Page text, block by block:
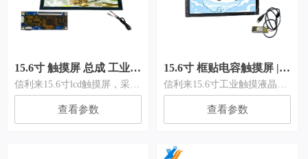
15.6寸 触摸屏 总成 工业触
摸液晶显示屏 | 工业控制
信利来15.6寸lcd触摸屏，采用
G+G电容触摸屏，钢化玻璃
+ITO感应玻璃结构，搭配
OCA全贴合工艺组合成触摸屏
查看参数
15.6寸 框贴电容触摸屏 |
工业设备专用
信利来15.6寸工业触摸液晶显
示屏 ，lcd tp框贴(空气贴 )触
摸屏 总成，采用成熟框贴工
艺，十点触控、响应灵敏，支
IIC、RS232接口，适配工业控
查看参数